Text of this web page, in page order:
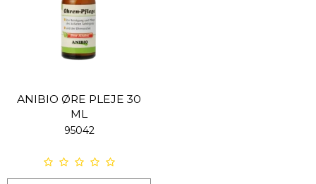
ANIBIO ØRE PLEJE 30
ML
95042